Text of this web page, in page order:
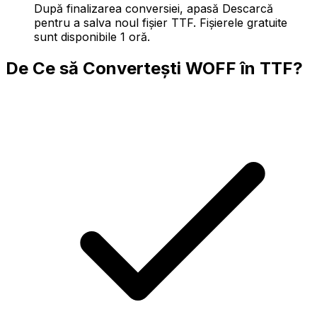
După finalizarea conversiei, apasă Descarcă
pentru a salva noul fișier TTF. Fișierele gratuite
sunt disponibile 1 oră.
De Ce să Convertești WOFF în TTF?